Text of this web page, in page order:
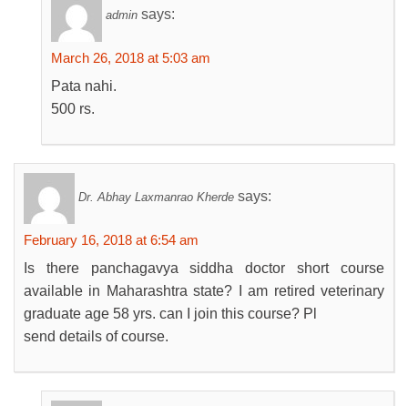
admin says:
March 26, 2018 at 5:03 am
Pata nahi.
500 rs.
Dr. Abhay Laxmanrao Kherde says:
February 16, 2018 at 6:54 am
Is there panchagavya siddha doctor short course
available in Maharashtra state? I am retired veterinary
graduate age 58 yrs. can I join this course? Pl
send details of course.